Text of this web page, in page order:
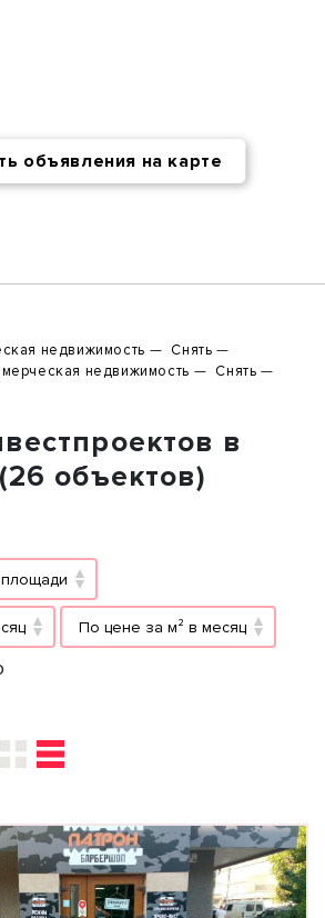
объявления на карте
недвижимость
Снять
недвижимость
Снять
в
объектов)
По цене за м² в месяц